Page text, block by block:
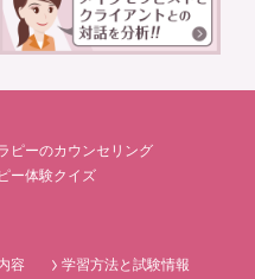
ピーのカウンセリング
ー体験クイズ
容
学習方法と試験情報